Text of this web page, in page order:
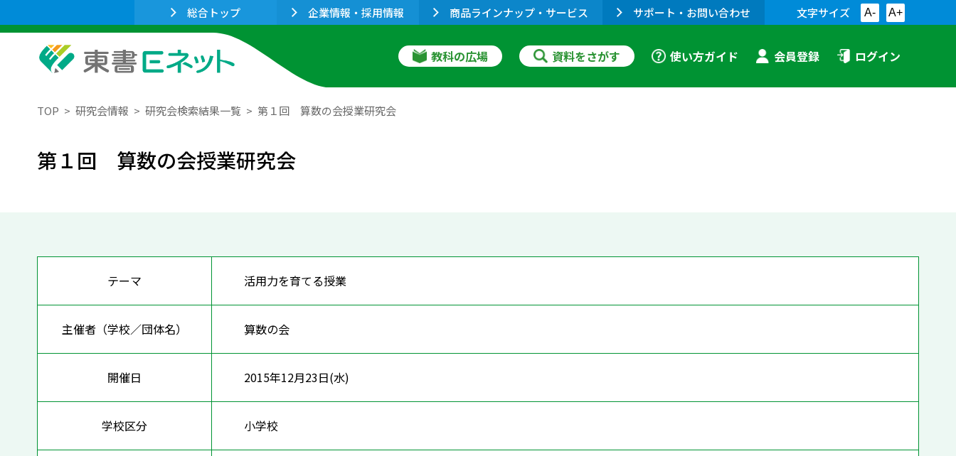
総合トップ 企業情報・採用情報 商品ラインナップ・サービス サポート・お問い合わせ 文字サイズ A- A+
教科の広場 資料をさがす 使い方ガイド 会員登録 ログイン
TOP 研究会情報 研究会検索結果一覧 第１回 算数の会授業研究会
第１回 算数の会授業研究会
テーマ 活用力を育てる授業
主催者（学校／団体名） 算数の会
開催日 2015年12月23日(水)
学校区分 小学校